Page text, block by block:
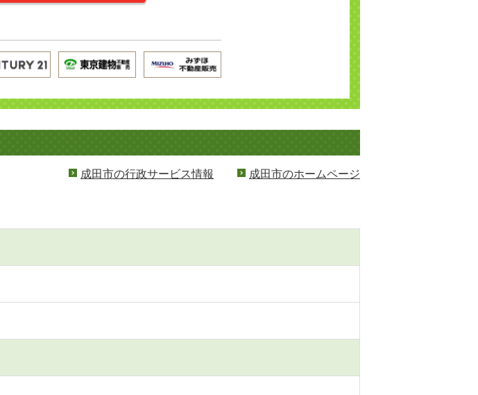
成田市の行政サービス情報 成田市のホームページ